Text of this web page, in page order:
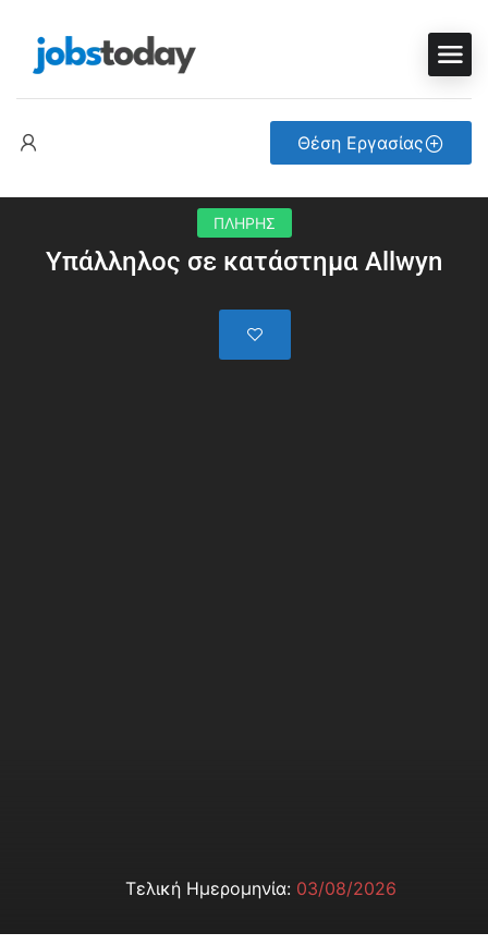
Θέση Εργασίας
ΠΛΗΡΗΣ
Υπάλληλος σε κατάστημα Allwyn
Τελική Ημερομηνία: 03/08/2026